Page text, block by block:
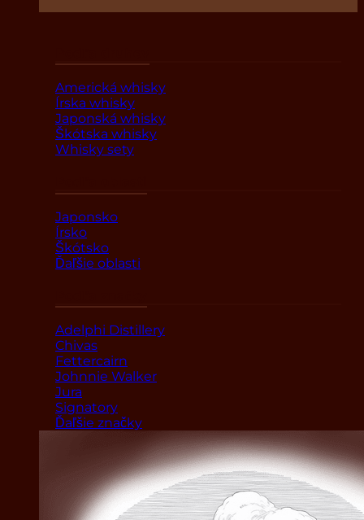
Americká whisky
Írska whisky
Japonská whisky
Škótska whisky
Whisky sety
Japonsko
Írsko
Škótsko
Ďaľšie oblasti
Adelphi Distillery
Chivas
Fettercairn
Johnnie Walker
Jura
Signatory
Ďaľšie značky